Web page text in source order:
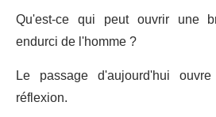
Qu'est-ce qui peut ouvrir une
endurci de l'homme ?
Le passage d'aujourd'hui
réflexion.